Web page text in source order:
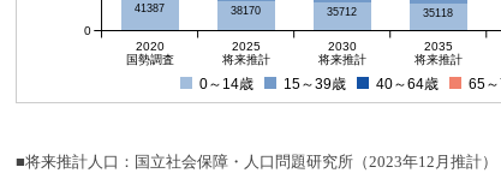
41387 38170 35712 35118
2020
国勢調査
2025
将来推計
2030
将来推計
2035
将来推計
0
0～14歳 15～39歳 40～64歳 65
■将来推計人口：国立社会保障・人口問題研究所（2023年12月推計）